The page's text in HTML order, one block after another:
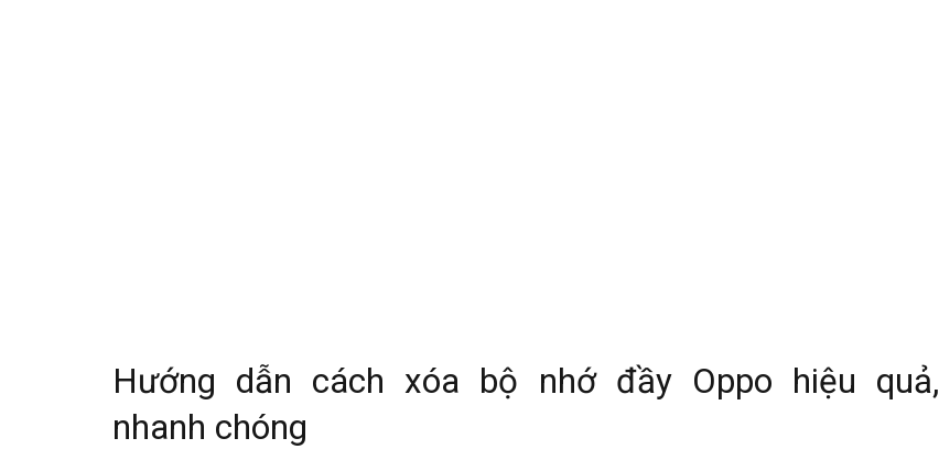
Hướng dẫn cách xóa bộ nhớ đầy Oppo hiệu quả,
nhanh chóng